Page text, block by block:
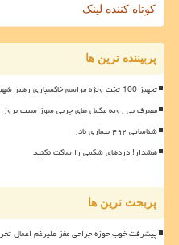
کوتاه کننده لینک
پربیننده ترین ها
تجهیز 100 تخت ویژه مراسم خاکسپاری رهبر شهید در بیمارستان صحرایی مصلی به علاوه فیلم
مصرف بی رویه مکمل های چربی سوز سبب
شناسایی ۴۹۲ بیماری نادر
هشدار! دردهای شکمی را ساکت نکنید
پربحث ترین ها
پیشرفت خوب حوزه جراحی مغز علیرغم اعمال